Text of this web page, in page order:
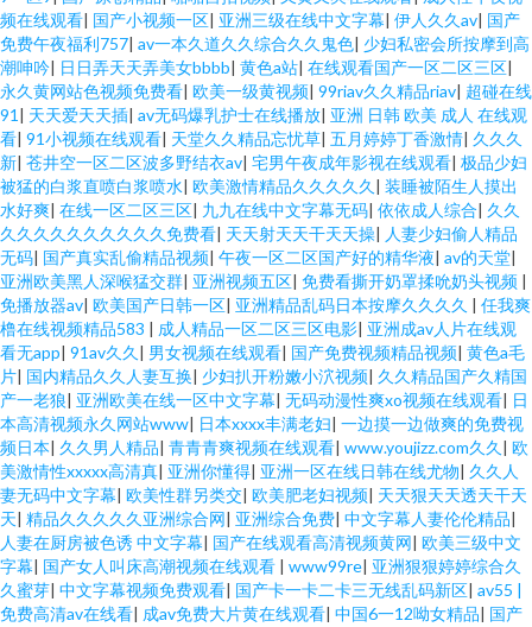
频在线观看| 国产小视频一区| 亚洲三级在线中文字幕| 伊人久久av| 国产
免费午夜福利757| av一本久道久久综合久久鬼色| 少妇私密会所按摩到高
潮呻吟| 日日弄天天弄美女bbbb| 黄色a站| 在线观看国产一区二区三区|
永久黄网站色视频免费看| 欧美一级黄视频| 99riav久久精品riav| 超碰在线
91 | 天天爱天天插| av无码爆乳护士在线播放| 亚洲 日韩 欧美 成人 在线观
看| 91小视频在线观看| 天堂久久精品忘忧草| 五月婷婷丁香激情| 久久久
新| 苍井空一区二区波多野结衣av| 宅男午夜成年影视在线观看| 极品少妇
被猛的白浆直喷白浆喷水| 欧美激情精品久久久久久 | 装睡被陌生人摸出
水好爽| 在线一区二区三区| 九九在线中文字幕无码| 依依成人综合| 久久
久久久久久久久久久久免费看| 天天射天天干天天操| 人妻少妇偷人精品
无码| 国产真实乱偷精品视频| 午夜一区二区国产好的精华液| av的天堂|
亚洲欧美黑人深喉猛交群| 亚洲视频五区| 免费看撕开奶罩揉吮奶头视频 |
免播放器av| 欧美国产日韩一区| 亚洲精品乱码日本按摩久久久久 | 任我爽
橹在线视频精品583 | 成人精品一区二区三区电影| 亚洲成av人片在线观
看无app| 91av久久 | 男女视频在线观看| 国产免费视频精品视频| 黄色a毛
片| 国内精品久久人妻互换| 少妇扒开粉嫩小泬视频| 久久精品国产久精国
产一老狼| 亚洲欧美在线一区中文字幕| 无码动漫性爽xo视频在线观看| 日
本高清视频永久网站www| 日本xxxx丰满老妇| 一边摸一边做爽的免费视
频日本| 久久男人精品| 青青青爽视频在线观看| www.youjizz.com久久 | 欧
美激情性xxxxx高清真| 亚洲你懂得| 亚洲一区在线日韩在线尤物| 久久人
妻无码中文字幕| 欧美性群另类交| 欧美肥老妇视频| 天天狠天天透天干天
天| 精品久久久久久亚洲综合网| 亚洲综合免费| 中文字幕人妻伦伦精品|
人妻在厨房被色诱 中文字幕| 国产在线观看高清视频黄网| 欧美三级中文
字幕| 国产女人叫床高潮视频在线观看 | www99re| 亚洲狠狠婷婷综合久
久蜜芽| 中文字幕视频免费观看| 国产卡一卡二卡三无线乱码新区| av55 |
免费高清av在线看| 成av免费大片黄在线观看| 中国6一12呦女精品| 国产